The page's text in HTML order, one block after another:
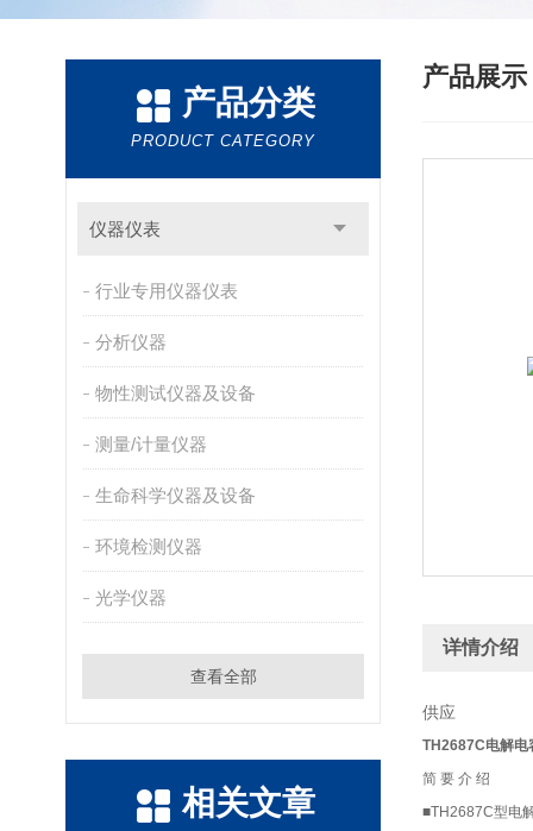
产品分类
PRODUCT CATEGORY
仪器仪表
行业专用仪器仪表
分析仪器
物性测试仪器及设备
测量/计量仪器
生命科学仪器及设备
环境检测仪器
光学仪器
查看全部
相关文章
产品展示
详情介绍
供应
TH2687C电解电
简 要 介 绍
■TH2687C型电